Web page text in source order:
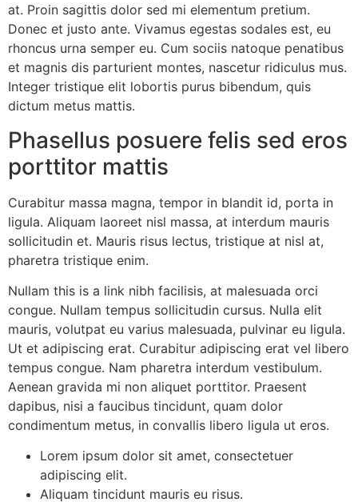
at. Proin sagittis dolor sed mi elementum pretium.
Donec et justo ante. Vivamus egestas sodales est, eu
rhoncus urna semper eu. Cum sociis natoque penatibus
et magnis dis parturient montes, nascetur ridiculus mus.
Integer tristique elit lobortis purus bibendum, quis
dictum metus mattis.
Phasellus posuere felis sed eros
porttitor mattis
Curabitur massa magna, tempor in blandit id, porta in
ligula. Aliquam laoreet nisl massa, at interdum mauris
sollicitudin et. Mauris risus lectus, tristique at nisl at,
pharetra tristique enim.
Nullam this is a link nibh facilisis, at malesuada orci
congue. Nullam tempus sollicitudin cursus. Nulla elit
mauris, volutpat eu varius malesuada, pulvinar eu ligula.
Ut et adipiscing erat. Curabitur adipiscing erat vel libero
tempus congue. Nam pharetra interdum vestibulum.
Aenean gravida mi non aliquet porttitor. Praesent
dapibus, nisi a faucibus tincidunt, quam dolor
condimentum metus, in convallis libero ligula ut eros.
Lorem ipsum dolor sit amet, consectetuer
adipiscing elit.
Aliquam tincidunt mauris eu risus.